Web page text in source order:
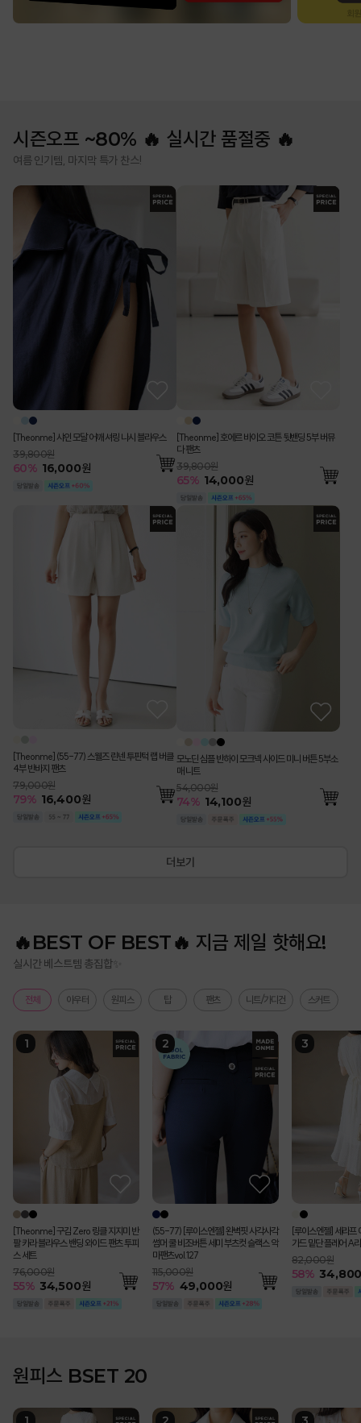
시즌오프 ~80% 🔥 실시간 품절중 🔥
여름 인기템, 마지막 특가 찬스!
[Theonme] 샤인 모달 어깨 셔링 나시 블라우스
39,800원
60% 16,000원
[Theonme] 호에르 바이오 코튼 뒷밴딩 5부 버뮤
다 팬츠
39,800원
65% 14,000원
[Theonme] (55-77) 스웰즈 린넨 투핀턱 랩 버클
4부 반바지 팬츠
79,000원
79% 16,400원
모노딘 심플 반하이 모크넥 사이드 미니 버튼 5부소
매 니트
54,000원
74% 14,100원
더보기
🔥BEST OF BEST🔥 지금 제일 핫해요!
실시간 베스트템 총집합✨
전체 아우터 원피스 탑 팬츠 니트/가디건 스커트
[Theonme] 구김 Zero 링클 지지미 반
팔 카라 블라우스 밴딩 와이드 팬츠 투피
스 세트
76,000원
55% 34,500원
(55-77) [루이스엔젤] 완벽핏 사각사각
썸머 쿨 비조버튼 세미 부츠컷 슬랙스 악
마팬츠vol.127
115,000원
57% 49,000원
[루이스엔젤] 세라프
가드 밑단 플레어 A
82,000원
58%
원피스 BSET 20